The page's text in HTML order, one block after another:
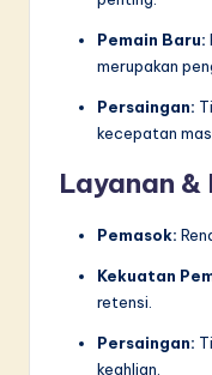
Pemain Baru:
merupakan
Persaingan:
kecepatan
Layanan &
Pemasok:
Kekuatan
retensi.
Persaingan:
keahlian.